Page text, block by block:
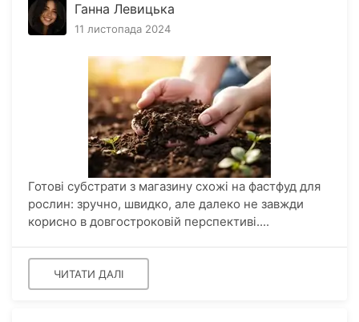
Ганна Левицька
11 листопада 2024
Готові субстрати з магазину схожі на фастфуд для
рослин: зручно, швидко, але далеко не завжди
корисно в довгостроковій перспективі....
ЧИТАТИ ДАЛІ